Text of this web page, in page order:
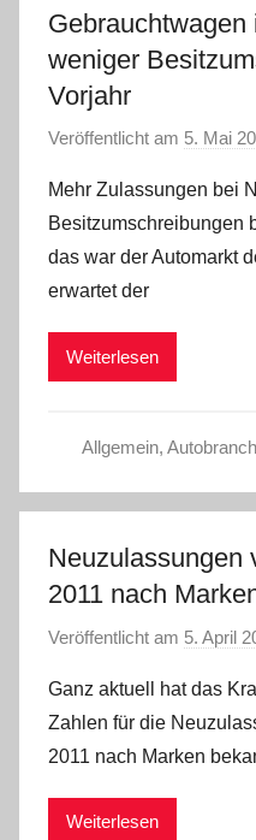
Gebrauchtwagen
weniger
Vorjahr
Veröffentlicht am 5. Mai
Mehr Zulassungen bei
Besitzumschreibungen
das war der Automarkt
erwartet der
Weiterlesen
Allgemein,
Neuzulassungen
2011 nach
Veröffentlicht am 5. April
Ganz aktuell hat das
Zahlen für die
2011 nach Marken
Weiterlesen